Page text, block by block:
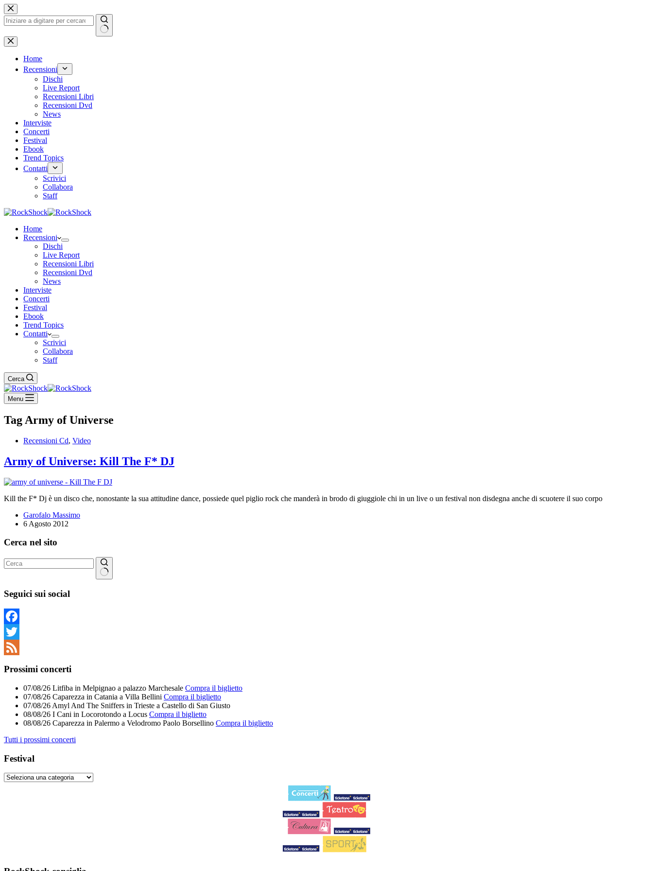
Salta
al
contenuto
Nessun
risultato
Home
Recensioni
Dischi
Live Report
Recensioni Libri
Recensioni Dvd
News
Interviste
Concerti
Festival
Ebook
Trend Topics
Contatti
Scrivici
Collabora
Staff
Home
Recensioni
Dischi
Live Report
Recensioni Libri
Recensioni Dvd
News
Interviste
Concerti
Festival
Ebook
Trend Topics
Contatti
Scrivici
Collabora
Staff
Cerca
Menu
Tag Army of Universe
Recensioni Cd, Video
Army of Universe: Kill The F* DJ
Kill the F* Dj è un disco che, nonostante la sua attitudine dance, possiede quel piglio rock che manderà in brodo di giuggiole chi in un live o un festival non disdegna anche di scuotere il suo corpo
Garofalo Massimo
6 Agosto 2012
Cerca nel sito
risultato
Seguici sui social
Facebook
Twitter
Prossimi concerti
07/08/26 Litfiba in Melpignao a palazzo Marchesale Compra il biglietto
07/08/26 Caparezza in Catania a Villa Bellini Compra il biglietto
07/08/26 Amyl And The Sniffers in Trieste a Castello di San Giusto
08/08/26 I Cani in Locorotondo a Locus Compra il biglietto
08/08/26 Caparezza in Palermo a Velodromo Paolo Borsellino Compra il biglietto
Tutti i prossimi concerti
Festival